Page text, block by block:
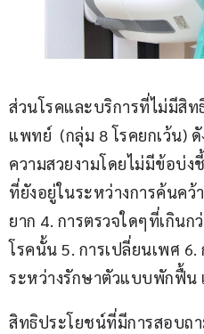
ส่วนโรคและบริการที่ไม่มีสิท
แพทย์  (กลุ่ม 8 โรคยกเว้น)
ความสวยงามโดยไม่มีข้อบ่ง
ที่ยังอยู่ในระหว่างการค้นคว้
ยาก 4. การตรวจใดๆที่เกินก
โรคนั้น 5. การเปลี่ยนเพศ 6.
ระหว่างรักษาตัวแบบพักฟื้น
สิทธิประโยชน์ที่มีการสอบถ